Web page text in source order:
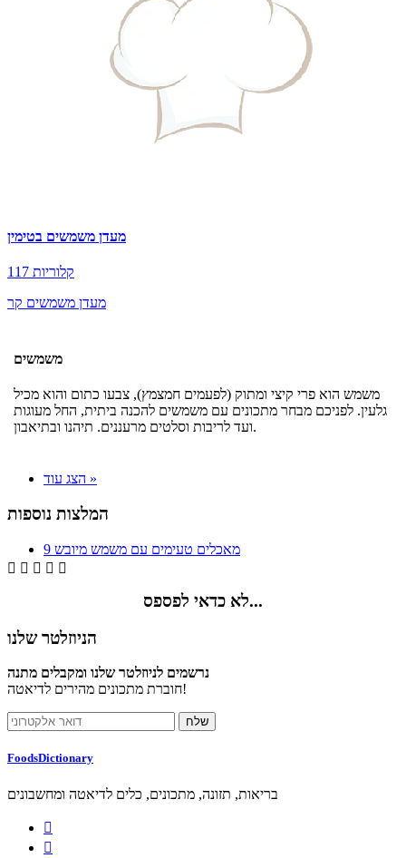
מעדן משמשים בטימין
117 קלוריות
מעדן משמשים קר
משמשים
משמש הוא פרי קיצי ומתוק (לפעמים חמצמץ), צבעו כתום והוא מכיל
גלעין. לפניכם מבחר מתכונים עם משמשים להכנה ביתית, החל מעוגות
ועד לריבות וסלטים מרעננים. תיהנו ובתיאבון.
הצג עוד »
המלצות נוספות
9 מאכלים טעימים עם משמש מיובש
    
לא כדאי לפספס...
הניוזלטר שלנו
נרשמים לניוזלטר שלנו ומקבלים מתנה
חוברת מתכונים מהירים לדיאטה!
FoodsDictionary
בריאות, תזונה, מתכונים, כלים לדיאטה ומחשבונים

